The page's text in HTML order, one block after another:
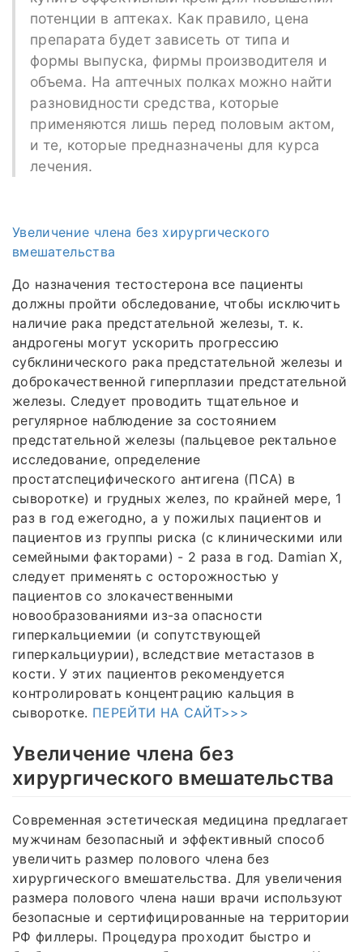
потенции в аптеках. Как правило, цена
препарата будет зависеть от типа и
формы выпуска, фирмы производителя и
объема. На аптечных полках можно найти
разновидности средства, которые
применяются лишь перед половым актом,
и те, которые предназначены для курса
лечения.
Увеличение члена без хирургического
вмешательства
До назначения тестостерона все пациенты
должны пройти обследование, чтобы исключить
наличие рака предстательной железы, т. к.
андрогены могут ускорить прогрессию
субклинического рака предстательной железы и
доброкачественной гиперплазии предстательной
железы. Следует проводить тщательное и
регулярное наблюдение за состоянием
предстательной железы (пальцевое ректальное
исследование, определение
простатспецифического антигена (ПСА) в
сыворотке) и грудных желез, по крайней мере, 1
раз в год ежегодно, а у пожилых пациентов и
пациентов из группы риска (с клиническими или
семейными факторами) - 2 раза в год. Damian X,
следует применять с осторожностью у
пациентов со злокачественными
новообразованиями из-за опасности
гиперкальциемии (и сопутствующей
гиперкальциурии), вследствие метастазов в
кости. У этих пациентов рекомендуется
контролировать концентрацию кальция в
сыворотке. ПЕРЕЙТИ НА САЙТ>>>
Увеличение члена без
хирургического вмешательства
Современная эстетическая медицина предлагает
мужчинам безопасный и эффективный способ
увеличить размер полового члена без
хирургического вмешательства. Для увеличения
размера полового члена наши врачи используют
безопасные и сертифицированные на территории
РФ филлеры. Процедура проходит быстро и